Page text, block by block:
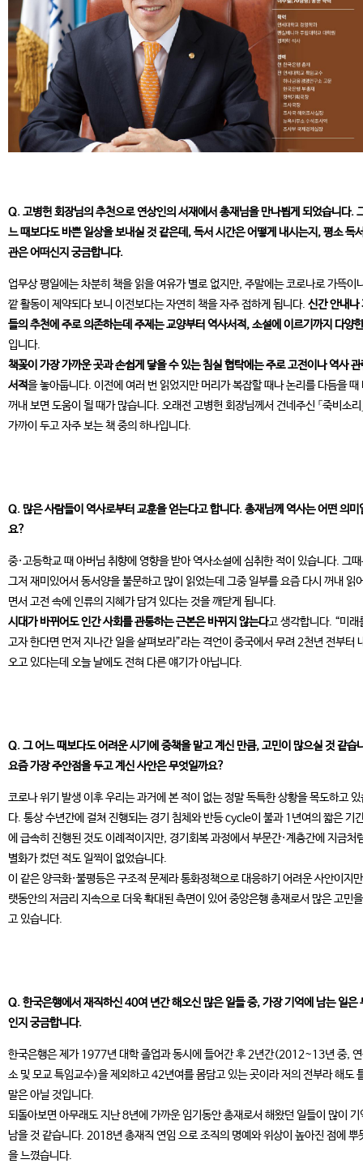
Q. 고병헌 회장님의 추천으로 연상인의 서재에서 총재님을 만나뵙게 되었습니다.
느 때보다도 바쁜 일상을 보내실 것 같은데, 독서 시간은 어떻게 내시는지, 평소 독
관은 어떠신지 궁금합니다.
업무상 평일에는 차분히 책을 읽을 여유가 별로 없지만, 주말에는 코로나로 가뜩이
깥 활동이 제약되다 보니 이전보다는 자연히 책을 자주 접하게 됩니다. 신간 안내나
들의 추천에 주로 의존하는데 주제는 교양부터 역사서적, 소설에 이르기까지 다양
입니다.
책꽂이 가장 가까운 곳과 손쉽게 닿을 수 있는 침실 협탁에는 주로 고전이나 역사 관
서적을 놓아둡니다. 이전에 여러 번 읽었지만 머리가 복잡할 때나 논리를 다듬을 때
꺼내 보면 도움이 될 때가 많습니다. 오래전 고병헌 회장님께서 건네주신 「죽비소리
가까이 두고 자주 보는 책 중의 하나입니다.
Q. 많은 사람들이 역사로부터 교훈을 얻는다고 합니다. 총재님께 역사는 어떤 의미
요?
중·고등학교 때 아버님 취향에 영향을 받아 역사소설에 심취한 적이 있습니다. 그
그저 재미있어서 동서양을 불문하고 많이 읽었는데 그중 일부를 요즘 다시 꺼내 읽
면서 고전 속에 인류의 지혜가 담겨 있다는 것을 깨닫게 됩니다.
시대가 바뀌어도 인간 사회를 관통하는 근본은 바뀌지 않는다고 생각합니다. “미래
고자 한다면 먼저 지나간 일을 살펴보라”라는 격언이 중국에서 무려 2천년 전부터
오고 있다는데 오늘 날에도 전혀 다른 얘기가 아닙니다.
Q. 그 어느 때보다도 어려운 시기에 중책을 맡고 계신 만큼, 고민이 많으실 것 같습
요즘 가장 주안점을 두고 계신 사안은 무엇일까요?
코로나 위기 발생 이후 우리는 과거에 본 적이 없는 정말 독특한 상황을 목도하고
다. 통상 수년간에 걸쳐 진행되는 경기 침체와 반등 cycle이 불과 1년여의 짧은 기
에 급속히 진행된 것도 이례적이지만, 경기회복 과정에서 부문간·계층간에 지금처
별화가 컸던 적도 일찍이 없었습니다.
이 같은 양극화·불평등은 구조적 문제라 통화정책으로 대응하기 어려운 사안이지
랫동안의 저금리 지속으로 더욱 확대된 측면이 있어 중앙은행 총재로서 많은 고민
고 있습니다.
Q. 한국은행에서 재직하신 40여 년간 해오신 많은 일들 중, 가장 기억에 남는 일은
인지 궁금합니다.
한국은행은 제가 1977년 대학 졸업과 동시에 들어간 후 2년간(2012~13년 중,
소 및 모교 특임교수)을 제외하고 42년여를 몸담고 있는 곳이라 저의 전부라 해도
말은 아닐 것입니다.
되돌아보면 아무래도 지난 8년에 가까운 임기동안 총재로서 해왔던 일들이 많이 기
남을 것 같습니다. 2018년 총재직 연임 으로 조직의 명예와 위상이 높아진 점에 뿌
을 느꼈습니다.